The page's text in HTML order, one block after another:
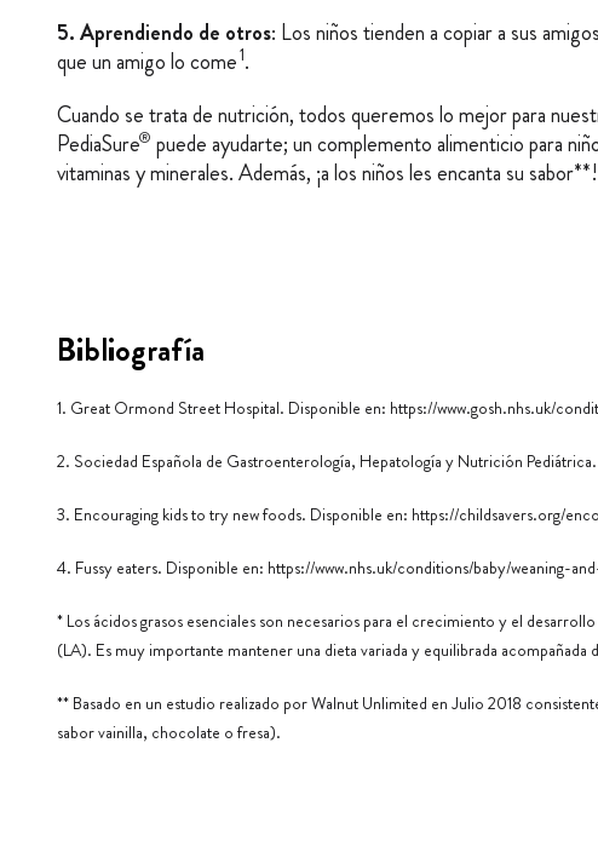
5. Aprendiendo de otros: Los niños tienden a copiar a sus
que un amigo lo come1.
Cuando se trata de nutrición, todos queremos lo mejor para
PediaSure® puede ayudarte; un complemento alimenticio para
vitaminas y minerales. Además, ¡a los niños les encanta su sabor**!
Bibliografía
1. Great Ormond Street Hospital. Disponible en: https://www.gosh.nhs.uk/
2. Sociedad Española de Gastroenterología, Hepatología y Nutrición
3. Encouraging kids to try new foods. Disponible en: https://childsavers.org/
4. Fussy eaters. Disponible en: https://www.nhs.uk/conditions/baby/weaning-
* Los ácidos grasos esenciales son necesarios para el crecimiento y el
(LA). Es muy importante mantener una dieta variada y equilibrada
** Basado en un estudio realizado por Walnut Unlimited en Julio 2018
sabor vainilla, chocolate o fresa).